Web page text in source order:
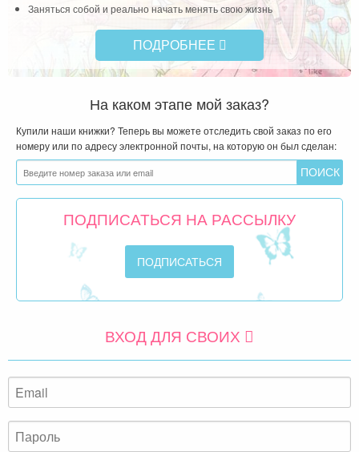
Заняться собой и реально начать менять свою жизнь
ПОДРОБНЕЕ
На каком этапе мой заказ?
Купили наши книжки? Теперь вы можете отследить свой заказ по его
номеру или по адресу электронной почты, на которую он был сделан:
ПОДПИСАТЬСЯ НА РАССЫЛКУ
ВХОД ДЛЯ СВОИХ